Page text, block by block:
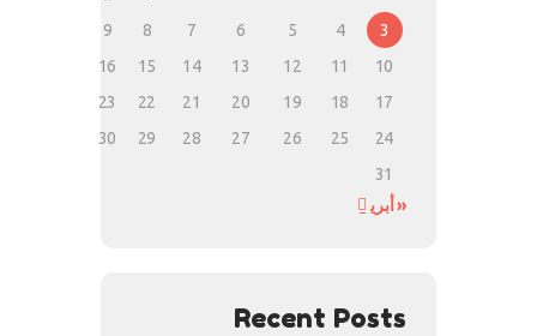
3
4
5
6
7
8
9
10
11
12
13
14
15
16
17
18
19
20
21
22
23
24
25
26
27
28
29
30
31
« أبريل
Recent Posts